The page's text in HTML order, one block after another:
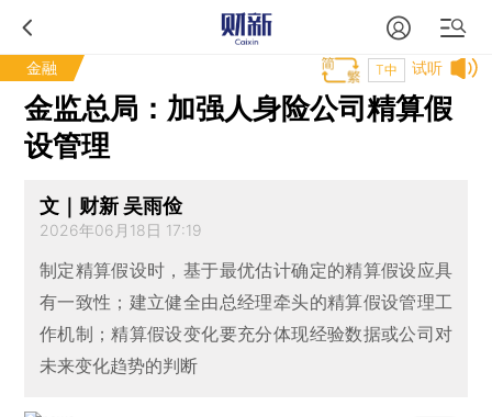
金融 试听
T中
金监总局：加强人身险公司精算假
设管理
文｜财新 吴雨俭
2026年06月18日 17:19
制定精算假设时，基于最优估计确定的精算假设应具
有一致性；建立健全由总经理牵头的精算假设管理工
作机制；精算假设变化要充分体现经验数据或公司对
未来变化趋势的判断